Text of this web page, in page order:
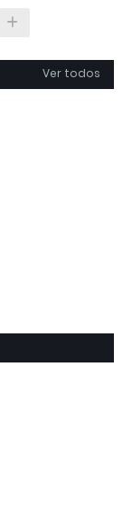
Ver todos